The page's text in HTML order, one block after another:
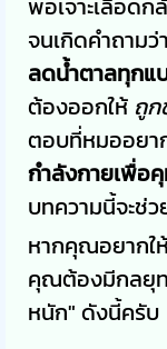
จนเกิดคำถาม
ลดน้ำตาลทุกแ
ต้องออกให้ ถูก
ตอบที่หมออยา
กำลังกายเพื่อ
บทความนี้จะช่
หากคุณอยากใ
คุณต้องมีกลยุท
หนัก" ดังนี้ครับ